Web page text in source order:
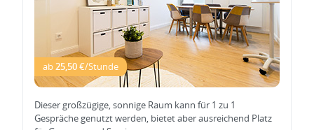
ab25,50 €/Stunde
Dieser großzügige, sonnige Raum kann für 1 zu 1
Gespräche genutzt werden, bietet aber ausreichend Platz